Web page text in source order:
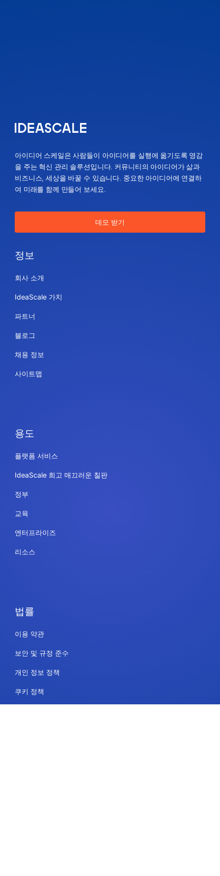
아이디어 스케일은 사람들이 아이디어를 실행에 옮기도록 영감
을 주는 혁신 관리 솔루션입니다. 커뮤니티의 아이디어가 삶과
비즈니스, 세상을 바꿀 수 있습니다. 중요한 아이디어에 연결하
여 미래를 함께 만들어 보세요.
데모 받기
정보
회사 소개
IdeaScale 가치
파트너
블로그
채용 정보
사이트맵
용도
플랫폼 서비스
IdeaScale 희고 매끄러운 칠판
정부
교육
엔터프라이즈
리소스
법률
이용 약관
보안 및 규정 준수
개인 정보 정책
쿠키 정책